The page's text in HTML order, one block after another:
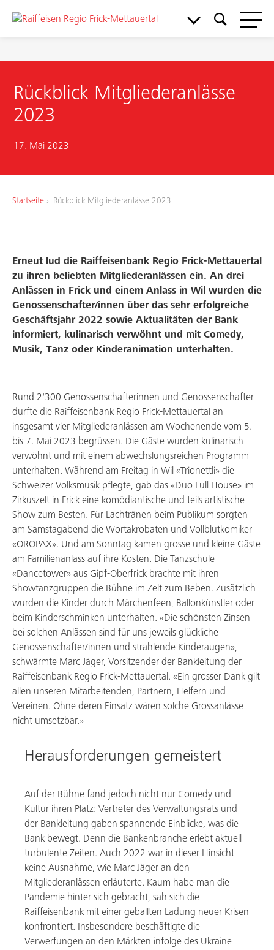
Meine Bank
Aktuelles & Angebote
Mitgliedschaft
Über uns
Arbeiten bei uns
Rückblick Mitgliederanlässe
2023
17. Mai 2023
Startseite Rückblick Mitgliederanlässe 2023
Erneut lud die Raiffeisenbank Regio Frick-Mettauertal
zu ihren beliebten Mitgliederanlässen ein. An drei
Anlässen in Frick und einem Anlass in Wil wurden die
Genossenschafter/innen über das sehr erfolgreiche
Geschäftsjahr 2022 sowie Aktualitäten der Bank
informiert, kulinarisch verwöhnt und mit Comedy,
Musik, Tanz oder Kinderanimation unterhalten.
Rund 2'300 Genossenschafterinnen und Genossenschafter
durfte die Raiffeisenbank Regio Frick-Mettauertal an
insgesamt vier Mitgliederanlässen am Wochenende vom 5.
bis 7. Mai 2023 begrüssen. Die Gäste wurden kulinarisch
verwöhnt und mit einem abwechslungsreichen Programm
unterhalten. Während am Freitag in Wil «Trionettli» die
Schweizer Volksmusik pflegte, gab das «Duo Full House» im
Zirkuszelt in Frick eine komödiantische und teils artistische
Show zum Besten. Für Lachtränen beim Publikum sorgten
am Samstagabend die Wortakrobaten und Vollblutkomiker
«OROPAX». Und am Sonntag kamen grosse und kleine Gäste
am Familienanlass auf ihre Kosten. Die Tanzschule
«Dancetower» aus Gipf-Oberfrick brachte mit ihren
Showtanzgruppen die Bühne im Zelt zum Beben. Zusätzlich
wurden die Kinder durch Märchenfeen, Ballonkünstler oder
beim Kinderschminken unterhalten. «Die schönsten Zinsen
bei solchen Anlässen sind für uns jeweils glückliche
Genossenschafter/innen und strahlende Kinderaugen»,
schwärmte Marc Jäger, Vorsitzender der Bankleitung der
Raiffeisenbank Regio Frick-Mettauertal. «Ein grosser Dank gilt
allen unseren Mitarbeitenden, Partnern, Helfern und
Vereinen. Ohne deren Einsatz wären solche Grossanlässe
nicht umsetzbar.»
Herausforderungen gemeistert
Auf der Bühne fand jedoch nicht nur Comedy und
Kultur ihren Platz: Vertreter des Verwaltungsrats und
der Bankleitung gaben spannende Einblicke, was die
Bank bewegt. Denn die Bankenbranche erlebt aktuell
turbulente Zeiten. Auch 2022 war in dieser Hinsicht
keine Ausnahme, wie Marc Jäger an den
Mitgliederanlässen erläuterte. Kaum habe man die
Pandemie hinter sich gebracht, sah sich die
Raiffeisenbank mit einer geballten Ladung neuer Krisen
konfrontiert. Insbesondere beschäftigte die
Verwerfungen an den Märkten infolge des Ukraine-